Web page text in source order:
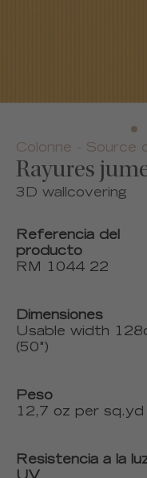
Colonne - Source
Rayures
3D wallcovering
Referencia del
producto
RM 1044 22
Dimensiones
Usable width
(50")
Peso
12,7 oz per sq.yd
Resistencia a la